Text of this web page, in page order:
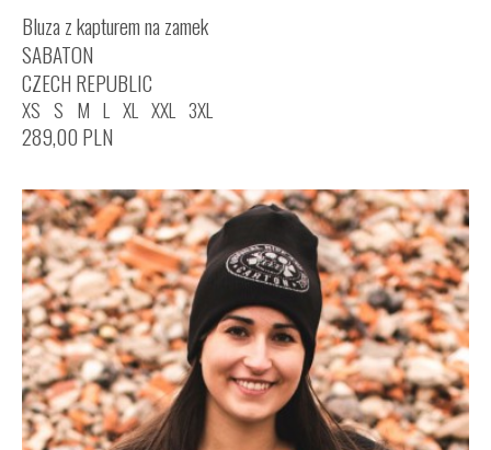
Bluza z kapturem na zamek
SABATON
CZECH REPUBLIC
XS S M L XL XXL 3XL
289,00 PLN